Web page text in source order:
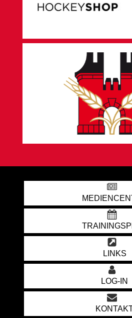
LINKS
LOG-IN